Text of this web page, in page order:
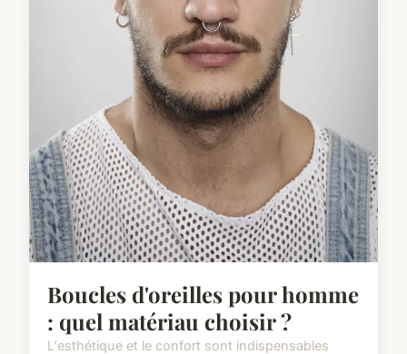
Boucles d'oreilles pour homme
: quel matériau choisir ?
L'esthétique et le confort sont indispensables